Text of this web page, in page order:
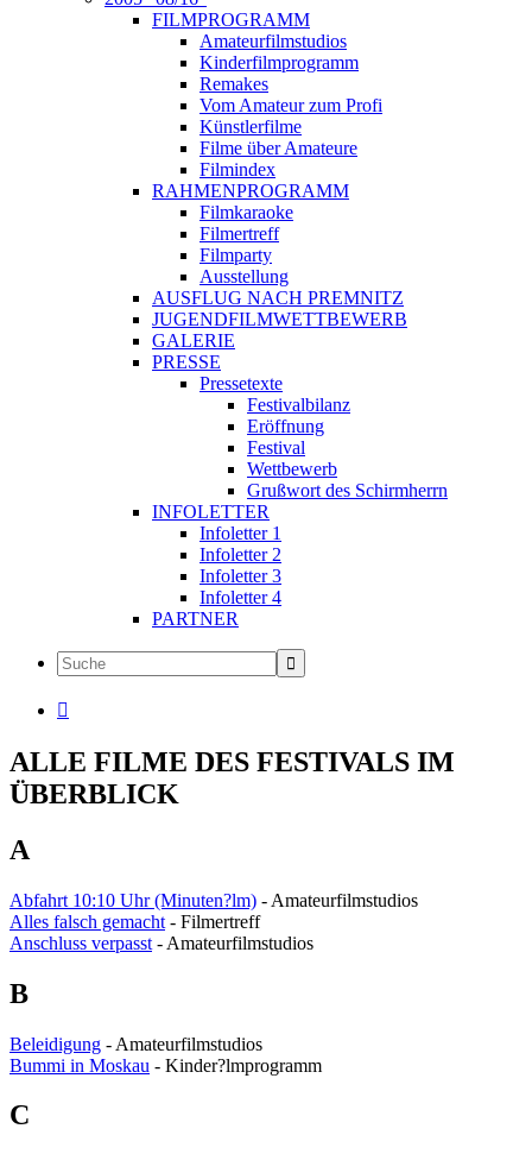
FILMPROGRAMM
Amateurfilmstudios
Kinderfilmprogramm
Remakes
Vom Amateur zum Profi
Künstlerfilme
Filme über Amateure
Filmindex
RAHMENPROGRAMM
Filmkaraoke
Filmertreff
Filmparty
Ausstellung
AUSFLUG NACH PREMNITZ
JUGENDFILMWETTBEWERB
GALERIE
PRESSE
Pressetexte
Festivalbilanz
Eröffnung
Festival
Wettbewerb
Grußwort des Schirmherrn
INFOLETTER
Infoletter 1
Infoletter 2
Infoletter 3
Infoletter 4
PARTNER

ALLE FILME DES FESTIVALS IM
ÜBERBLICK
A
Abfahrt 10:10 Uhr (Minuten?lm) - Amateurfilmstudios
Alles falsch gemacht - Filmertreff
Anschluss verpasst - Amateurfilmstudios
B
Beleidigung - Amateurfilmstudios
Bummi in Moskau - Kinder?lmprogramm
C